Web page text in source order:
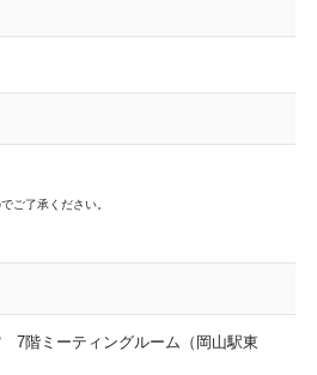
ご了承ください。
7階ミーティングルーム（岡山駅東